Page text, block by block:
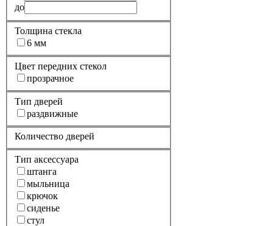
до
Толщина стекла
6 мм
Цвет передних стекол
прозрачное
Тип дверей
раздвижные
Количество дверей
Тип аксессуара
штанга
мыльница
крючок
сиденье
стул